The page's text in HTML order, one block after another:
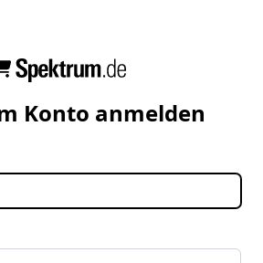
Konto anmelden